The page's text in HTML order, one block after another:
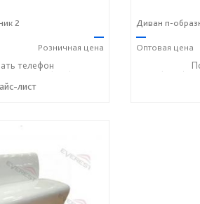
2
—
Розничная цена
89 ☎+7 (800) 600-72-93
телефон
лист
Диван п-
—
Оптовая цена
+7 (3812)